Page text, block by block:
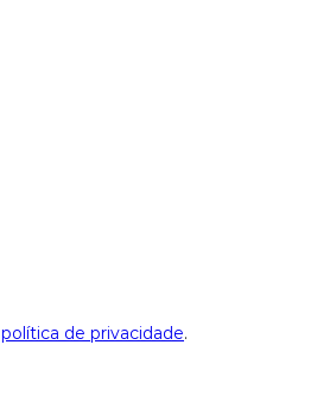
política de privacidade.